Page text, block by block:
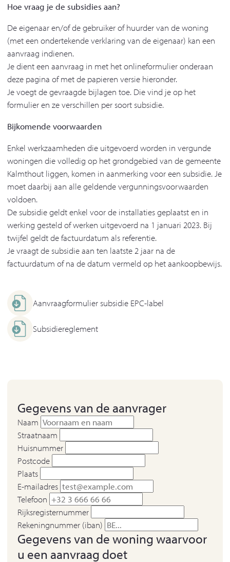
Hoe vraag je de subsidies aan?
De eigenaar en/of de gebruiker of huurder van de woning
(met een ondertekende verklaring van de eigenaar) kan een
aanvraag indienen.
Je dient een aanvraag in met het onlineformulier onderaan
deze pagina of met de papieren versie hieronder.
Je voegt de gevraagde bijlagen toe. Die vind je op het
formulier en ze verschillen per soort subsidie.
Bijkomende voorwaarden
Enkel werkzaamheden die uitgevoerd worden in vergunde
woningen die volledig op het grondgebied van de gemeente
Kalmthout liggen, komen in aanmerking voor een subsidie. Je
moet daarbij aan alle geldende vergunningsvoorwaarden
voldoen.
De subsidie geldt enkel voor de installaties geplaatst en in
werking gesteld of werken uitgevoerd na 1 januari 2023. Bij
twijfel geldt de factuurdatum als referentie.
Je vraagt de subsidie aan ten laatste 2 jaar na de
factuurdatum of na de datum vermeld op het aankoopbewijs.
Aanvraagformulier subsidie EPC-label
Subsidiereglement
Gegevens van de aanvrager
Naam
Straatnaam
Huisnummer
Postcode
Plaats
E-mailadres
Telefoon
Rijksregisternummer
Rekeningnummer (iban)
Gegevens van de woning waarvoor
u een aanvraag doet